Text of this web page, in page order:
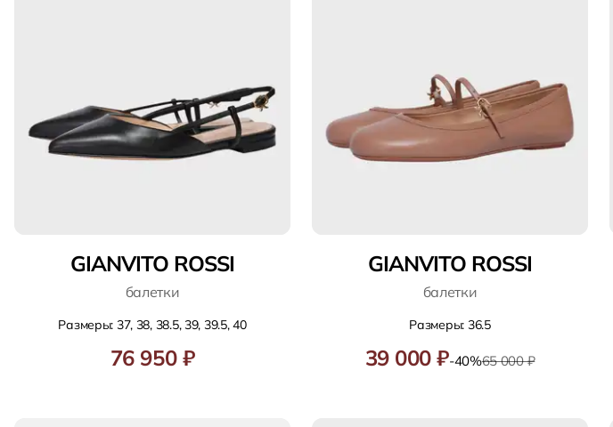
GIANVITO ROSSI
балетки
Размеры: 37, 38, 38.5, 39, 39.5, 40
76 950 ₽
GIANVITO ROSSI
балетки
Размеры: 36.5
39 000 ₽-40%65 000 ₽